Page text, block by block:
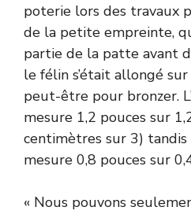
poterie lors des travaux
de la petite empreinte,
partie de la patte avant
le félin s’était allongé
peut-être pour bronzer.
mesure 1,2 pouces sur
centimètres sur 3)
mesure 0,8 pouces sur
« Nous pouvons